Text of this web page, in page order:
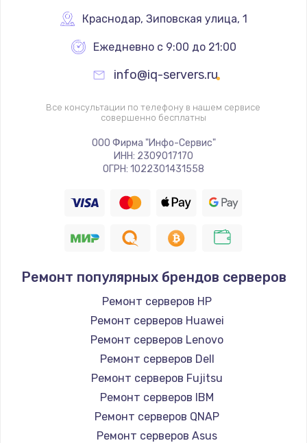
Замена термопредохранителя
700 руб.
Заказать
Замена ТЭНа
2500 руб.
1400 руб.
Замена / ремонт электронного модуля
управления
600 руб.
Заказать
Замена конфорки
1100 руб.
Заказать
Краснодар, Зиповская улица, 1
Ежедневно с 9:00 до 21:00
info@iq-servers.ru
Все консультации по телефону в нашем сервисе
совершенно бесплатны
ООО Фирма "Инфо-Сервис"
ИНН: 2309017170
ОГРН: 1022301431558
Ремонт популярных брендов серверов
Ремонт серверов HP
Ремонт серверов Huawei
Ремонт серверов Lenovo
Ремонт серверов Dell
Ремонт серверов Fujitsu
Ремонт серверов IBM
Ремонт серверов QNAP
Ремонт серверов Asus